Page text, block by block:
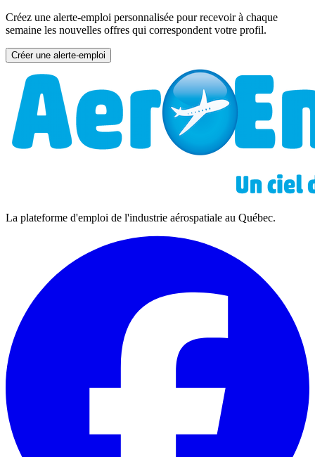
Créez une alerte-emploi personnalisée pour recevoir à chaque
semaine les nouvelles offres qui correspondent votre profil.
Créer une alerte-emploi
La plateforme d'emploi de l'industrie aérospatiale au Québec.